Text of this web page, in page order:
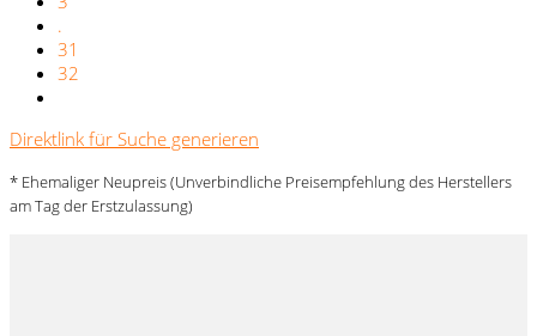
.
31
32
Direktlink für Suche generieren
* Ehemaliger Neupreis (Unverbindliche Preisempfehlung des Herstellers
am Tag der Erstzulassung)